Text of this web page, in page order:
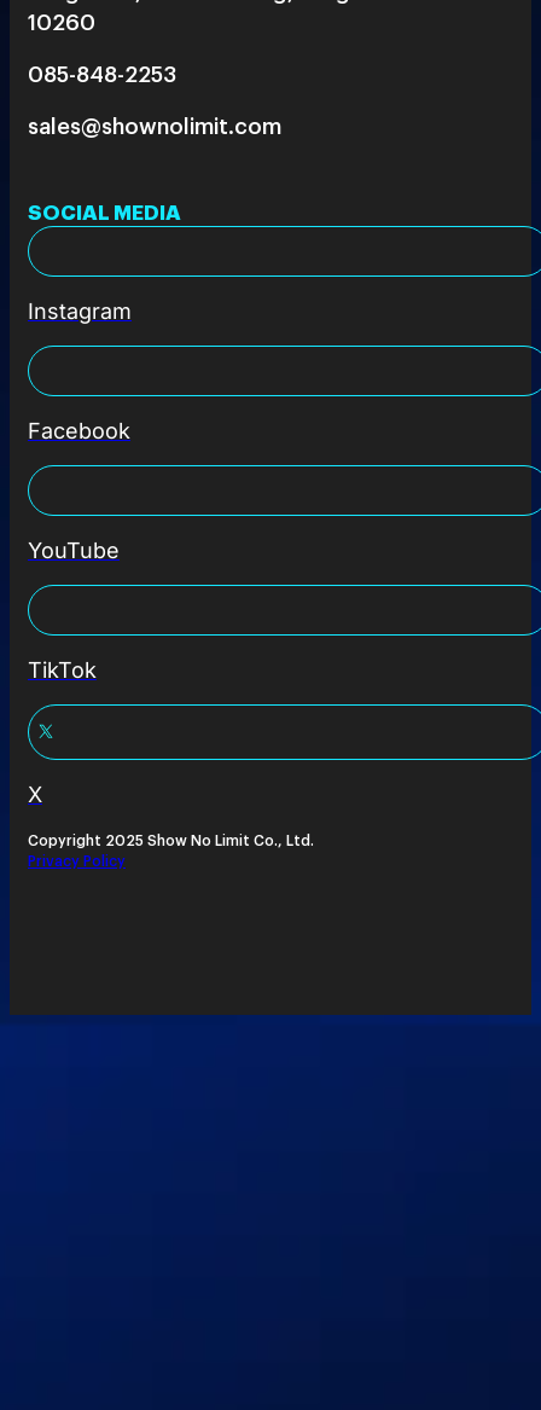
10260
085-848-2253
sales@shownolimit.com
SOCIAL MEDIA
Instagram
Facebook
YouTube
TikTok
X
Copyright 2025 Show No Limit Co., Ltd.
Privacy Policy